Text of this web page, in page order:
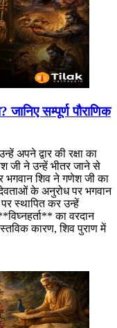
सम्पूर्ण पौराणिक
अपने द्वार की रक्षा का
जी ने उन्हें भीतर जाने से
भगवान शिव ने गणेश जी का
देवताओं के अनुरोध पर भगवान
स्थापित कर उन्हें
का वरदान
कारण, शिव पुराण में